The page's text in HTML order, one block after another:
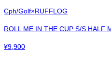
Cph/Golf×RUFFLOG
ROLL ME IN THE CUP S/S HALF
¥9,900